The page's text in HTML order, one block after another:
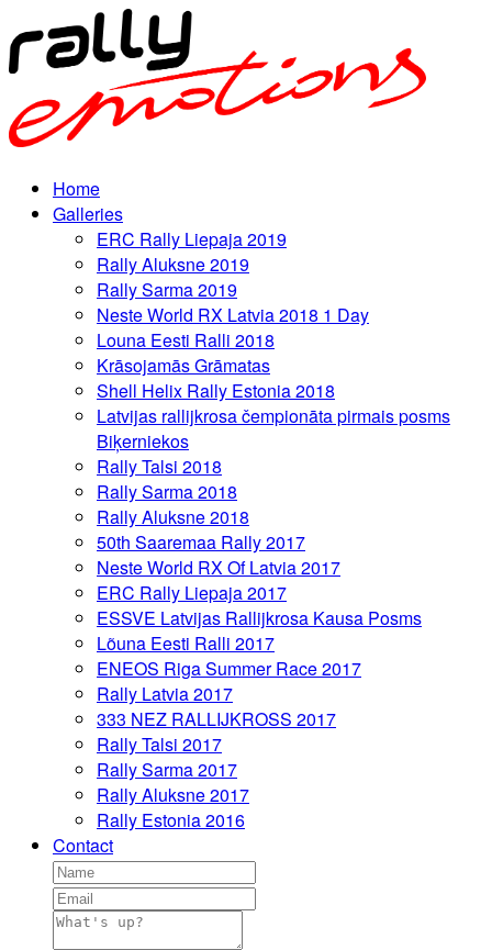
Home
Galleries
ERC Rally Liepaja 2019
Rally Aluksne 2019
Rally Sarma 2019
Neste World RX Latvia 2018 1 Day
Louna Eesti Ralli 2018
Krāsojamās Grāmatas
Shell Helix Rally Estonia 2018
Latvijas rallijkrosa čempionāta pirmais posms
Biķerniekos
Rally Talsi 2018
Rally Sarma 2018
Rally Aluksne 2018
50th Saaremaa Rally 2017
Neste World RX Of Latvia 2017
ERC Rally Liepaja 2017
ESSVE Latvijas Rallijkrosa Kausa Posms
Lõuna Eesti Ralli 2017
ENEOS Riga Summer Race 2017
Rally Latvia 2017
333 NEZ RALLIJKROSS 2017
Rally Talsi 2017
Rally Sarma 2017
Rally Aluksne 2017
Rally Estonia 2016
Contact